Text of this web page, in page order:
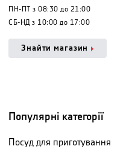
ПН-ПТ з 08:30 до 21:00
СБ-НД з 10:00 до 17:00
Знайти магазин
Популярні категорії
Посуд для приготування